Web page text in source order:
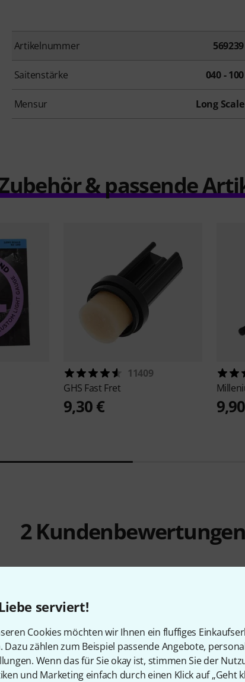
serviert!
Cookies möchten wir Ihnen ein fluffiges
Dazu zählen zum Beispiel passende Angebote,
Wenn das für Sie okay ist, stimmen Sie der
und Marketing einfach durch einen Klick auf „Geht
Artikelnummer 569239
Saitenstärke 040 - 100
Mensur Long Scale
& passende
11409
GHS Fast Fret
9,30 €
2Kundenbewertungen
/ 5